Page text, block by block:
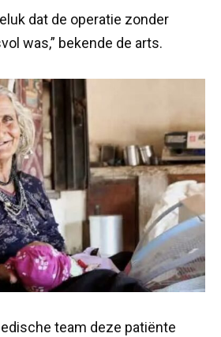
dat de operatie zonder
was,” bekende de arts.
team deze patiënte